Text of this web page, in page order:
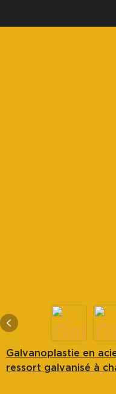
Galvanoplastie en
ressort galvanisé à